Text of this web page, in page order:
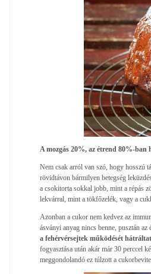
A mozgás 20%, az étrend 80%-ban
Nem csak arról van szó, hogy hosszú
rövidtávon bármilyen betegség
a csokitorta sokkal jobb, mint a répás
lekvárral, mint a tökfőzelék, vagy a
Azonban a cukor nem kedvez az
ásványi anyag nincs benne, pusztán
a fehérvérsejtek működését
fogyasztása után akár már 30 perccel
meggondolandó ez túlzott a